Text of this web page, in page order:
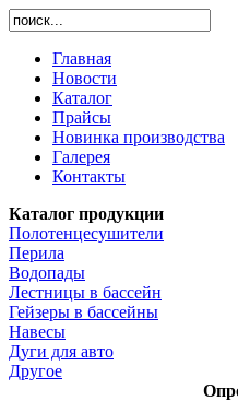
Главная
Новости
Каталог
Прайсы
Новинка производства
Галерея
Контакты
Каталог продукции
Полотенцесушители
Перила
Водопады
Лестницы в бассейн
Гейзеры в бассейны
Навесы
Дуги для авто
Другое